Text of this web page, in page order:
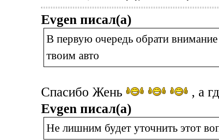
Evgen писал(а)
В первую очередь обрати
твоим авто
Спасибо Жень
, а
Evgen писал(а)
Не лишним будет уточнить этот